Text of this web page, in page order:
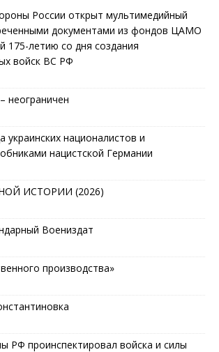
России открыт мультимедийный
документами из фондов ЦАМО
175-летию со дня создания
войск ВС РФ
неограничен
украинских националистов и
нацистской Германии
ИСТОРИИ (2026)
Воениздат
производства»
РФ проинспектировал войска и силы